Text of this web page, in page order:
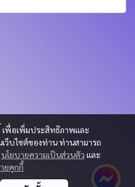
เพื่อเพิ่มประสิทธิภาพและ
ว็บไซต์ของท่าน ท่านสามารถ
นโยบายความเป็นส่วนตัว และ
ยคุกกี้